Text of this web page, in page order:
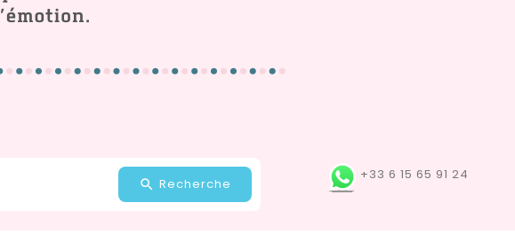
+33 6 15 65 91 24
Recherche